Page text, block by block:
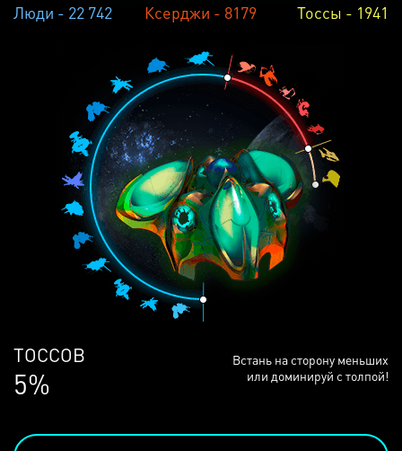
Люди - 22 742 Ксерджи - 8179 Тоссы - 1941
ЛЮДЕЙ
69%
Встань на сторону меньших
или доминируй с толпой!